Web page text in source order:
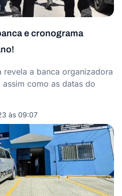
e cronograma
revela a banca organizadora
como as datas do
às 09:07